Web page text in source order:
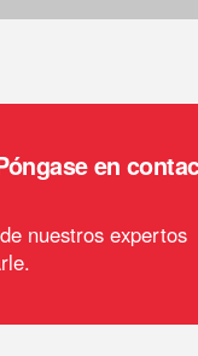
en
nuestros expertos